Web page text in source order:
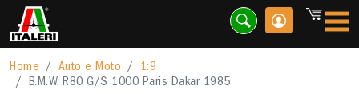
Home Auto e Moto
1:9
B.M.W. R80 G/S 1000 Paris Dakar 1985